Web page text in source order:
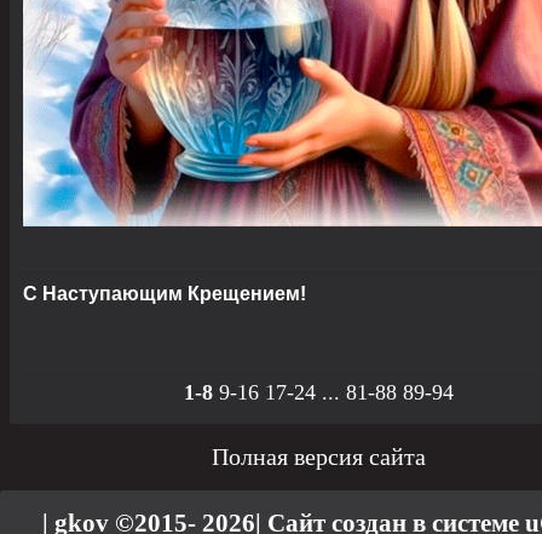
С Наступающим Крещением!
1-8 9-16 17-24 ... 81-88 89-94
Полная версия сайта
| gkov ©2015- 2026| Сайт создан в системе